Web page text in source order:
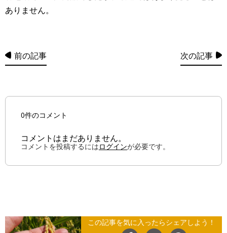
ありません。
前の記事 次の記事
0件のコメント
コメントはまだありません。
コメントを投稿するにはログインが必要です。
この記事を気に入ったらシェアしよう！